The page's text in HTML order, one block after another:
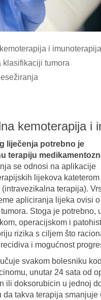
i imunoterapija
klasifikaciji tumora
kemoterapija i
liječenja potrebno je
terapiju
se odnosi na aplikacije
lijekova kateterom
terapija).
apliciranja lijeka ovisi o
Stoga je potrebno,
operacijskom i
rizika s ciljem što
i mogućnost
svakom bolesniku
unutar 24 sata od
ili doksorubicin u jednoj
da takva terapija